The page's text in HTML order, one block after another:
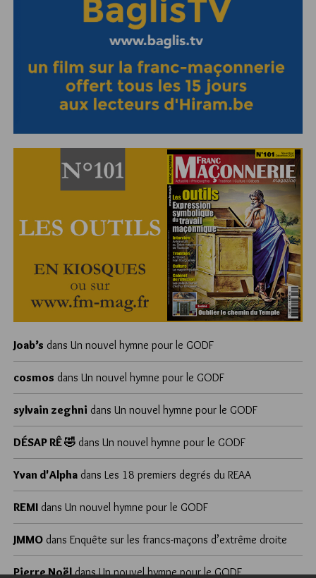
Joab’s dans Un nouvel hymne pour le GODF
cosmos dans Un nouvel hymne pour le GODF
sylvain zeghni dans Un nouvel hymne pour le GODF
DÉSAP RÊ 🤣 dans Un nouvel hymne pour le GODF
Yvan d'Alpha dans Les 18 premiers degrés du REAA
REMI dans Un nouvel hymne pour le GODF
JMMO dans Enquête sur les francs-maçons d’extrême droite
Pierre NoëldansUn nouvel hymne pour le GODF